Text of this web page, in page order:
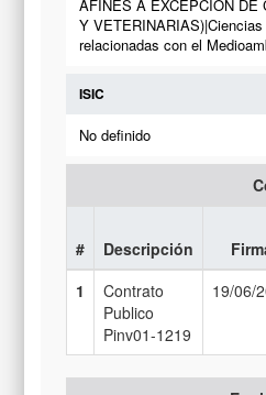
AFINES A EXCEPCIÓN DE
Y
relacionadas con el
ISIC
No definido
# Descripción
1
Contrato
Publico
Pinv01-1219
19/06/